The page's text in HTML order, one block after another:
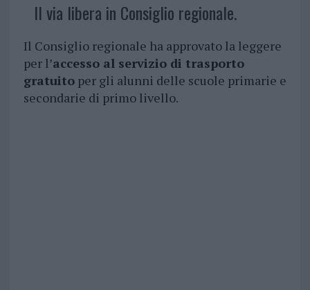
Il via libera in Consiglio regionale.
Il Consiglio regionale ha approvato la leggere
per l’accesso al servizio di trasporto
gratuitoper gli alunni delle scuole primarie e
secondarie di primo livello.